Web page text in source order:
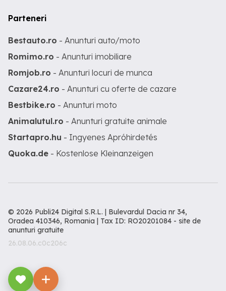
Parteneri
Bestauto.ro - Anunturi auto/moto
Romimo.ro - Anunturi imobiliare
Romjob.ro - Anunturi locuri de munca
Cazare24.ro - Anunturi cu oferte de cazare
Bestbike.ro - Anunturi moto
Animalutul.ro - Anunturi gratuite animale
Startapro.hu - Ingyenes Apróhirdetés
Quoka.de - Kostenlose Kleinanzeigen
© 2026 Publi24 Digital S.R.L. | Bulevardul Dacia nr 34,
Oradea 410346, Romania | Tax ID: RO20201084 - site de
anunturi gratuite
26.08.06.c0c206c